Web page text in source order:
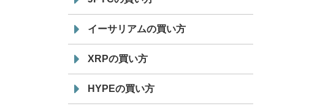
イーサリアムの買い方
XRPの買い方
HYPEの買い方